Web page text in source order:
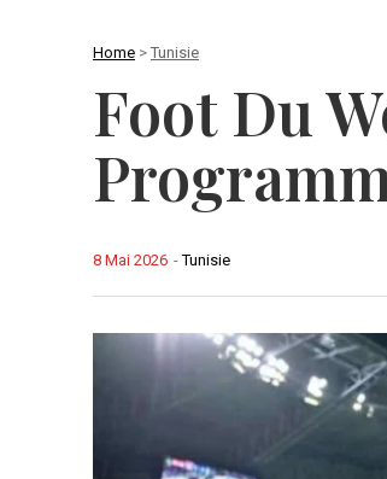
Home > Tunisie
Foot Du
-Tunisie
8 Mai 2026